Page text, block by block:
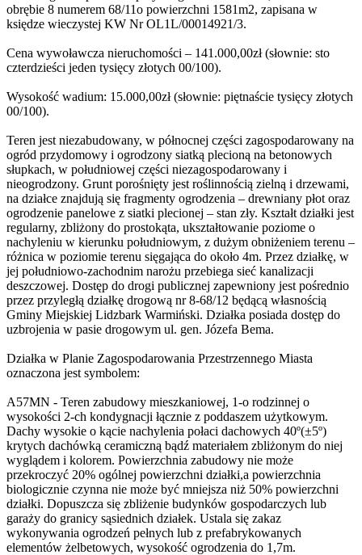
obrębie 8 numerem 68/11o powierzchni 1581m2, zapisana w
księdze wieczystej KW Nr OL1L/00014921/3.
Cena wywoławcza nieruchomości – 141.000,00zł (słownie: sto
czterdzieści jeden tysięcy złotych 00/100).
Wysokość wadium: 15.000,00zł (słownie: piętnaście tysięcy złotych
00/100).
Teren jest niezabudowany, w północnej części zagospodarowany na
ogród przydomowy i ogrodzony siatką plecioną na betonowych
słupkach, w południowej części niezagospodarowany i
nieogrodzony. Grunt porośnięty jest roślinnością zielną i drzewami,
na działce znajdują się fragmenty ogrodzenia – drewniany płot oraz
ogrodzenie panelowe z siatki plecionej – stan zły. Kształt działki jest
regularny, zbliżony do prostokąta, ukształtowanie poziome o
nachyleniu w kierunku południowym, z dużym obniżeniem terenu –
różnica w poziomie terenu sięgająca do około 4m. Przez działkę, w
jej południowo-zachodnim narożu przebiega sieć kanalizacji
deszczowej. Dostęp do drogi publicznej zapewniony jest pośrednio
przez przyległą działkę drogową nr 8-68/12 będącą własnością
Gminy Miejskiej Lidzbark Warmiński. Działka posiada dostęp do
uzbrojenia w pasie drogowym ul. gen. Józefa Bema.
Działka w Planie Zagospodarowania Przestrzennego Miasta
oznaczona jest symbolem:
A57MN - Teren zabudowy mieszkaniowej, 1-o rodzinnej o
wysokości 2-ch kondygnacji łącznie z poddaszem użytkowym.
Dachy wysokie o kącie nachylenia połaci dachowych 40º(±5º)
krytych dachówką ceramiczną bądź materiałem zbliżonym do niej
wyglądem i kolorem. Powierzchnia zabudowy nie może
przekroczyć 20% ogólnej powierzchni działki,a powierzchnia
biologicznie czynna nie może być mniejsza niż 50% powierzchni
działki. Dopuszcza się zbliżenie budynków gospodarczych lub
garaży do granicy sąsiednich działek. Ustala się zakaz
wykonywania ogrodzeń pełnych lub z prefabrykowanych
elementów żelbetowych, wysokość ogrodzenia do 1,7m.